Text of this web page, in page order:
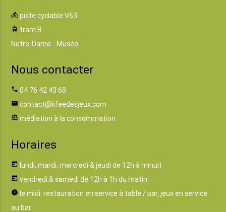
directions_bike piste cyclable V63
tram tram B
Notre-Dame - Musée
Nous contacter
phone 04 76 42 43 68
email contact@kfeedesjeux.com
balance médiation à la consommation
Horaires
today lundi, mardi, mercredi & jeudi de 12h à minuit
today vendredi & samedi de 12h à 1h du matin
watch_later le midi: restauration en service à table / bar, jeux en service
au bar